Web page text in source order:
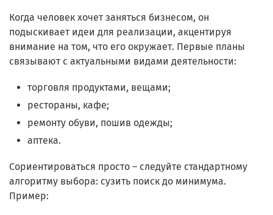
Когда человек хочет заняться бизнесом, он
подыскивает идеи для реализации, акцентируя
внимание на том, что его окружает. Первые планы
связывают с актуальными видами деятельности:
торговля продуктами, вещами;
рестораны, кафе;
ремонту обуви, пошив одежды;
аптека.
Сориентироваться просто – следуйте стандартному
алгоритму выбора: сузить поиск до минимума.
Пример: